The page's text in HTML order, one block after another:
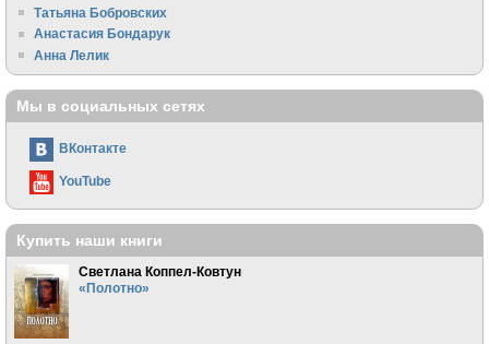
Татьяна Бобровских
Анастасия Бондарук
Анна Лелик
Мы в социальных сетях
ВКонтакте
YouTube
Купить наши книги
Светлана Коппел-Ковтун
«Полотно»